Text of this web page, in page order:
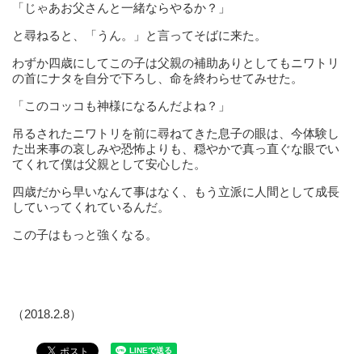
「じゃあお父さんと一緒ならやるか？」
と尋ねると、「うん。」と言ってそばに来た。
わずか四歳にしてこの子は父親の補助ありとしてもニワトリ
の首にナタを自分で下ろし、命を終わらせてみせた。
「このコッコも神様になるんだよね？」
吊るされたニワトリを前に尋ねてきた息子の眼は、今体験し
た出来事の哀しみや恐怖よりも、穏やかで真っ直ぐな眼でい
てくれて僕は父親として安心した。
四歳だから早いなんて事はなく、もう立派に人間として成長
していってくれているんだ。
この子はもっと強くなる。
（2018.2.8）